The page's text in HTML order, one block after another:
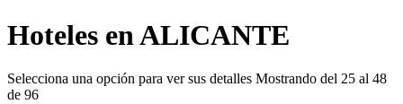
Hoteles en ALICANTE
Selecciona una opción para ver sus detalles Mostrando del 25 al 48
de 96